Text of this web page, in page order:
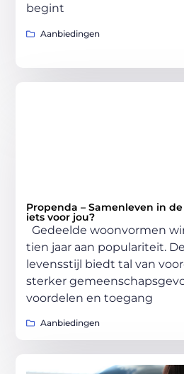
begint
Aanbiedingen
Propenda – Samenleven in
iets voor jou?
Gedeelde woonvormen
tien jaar aan populariteit.
levensstijl biedt tal van
sterker
voordelen en toegang
Aanbiedingen